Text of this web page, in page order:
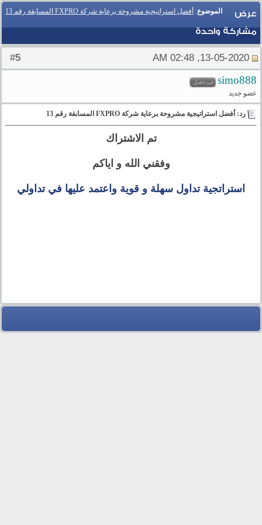
الموضوع: أفضل استراتيجية مشروحة برعاية شركة FXPRO المسابقة رقم 13
عرض
مشاركة واحدة
5
simo888
عضو جديد
رد: أفضل استراتيجية مشروحة برعاية شركة FXPRO المسابقة رقم 13
تم الاشتراك
وفقني الله و اياكم
استراتجية تداول سهلة و قوية واعتمد عليها في تداولي